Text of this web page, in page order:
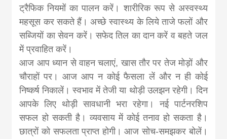
ट्रैफिक नियमों का पालन करें। शारीरिक रूप से अस्वस्थ्य
महसूस कर सकते हैं। अच्छे स्वास्थ्य के लिये ताजे फलों और
सब्जियों का सेवन करें। सफेद तिल का दान करें व बहते जल
में प्रवाहित करें।
आज आप ध्यान से वाहन चलाएं, खास तौर पर तेज मोड़ों और
चौराहों पर। आज आप न कोई फैसला लें और न ही कोई
निष्कर्ष निकालें। स्वभाव में तेजी या थोड़ी उलझन रहेगी। दिन
आपके लिए थोड़ी सावधानी भरा रहेगा। नई पार्टनरशिप
सफल हो सकती है। व्यवसाय में कोई तनाव हो सकता है।
छात्रों को सफलता प्राप्त होगी। आज सोच-समझकर बोलें।